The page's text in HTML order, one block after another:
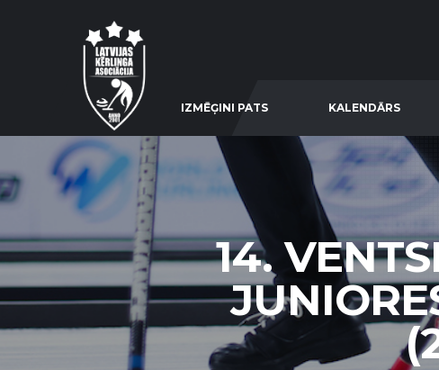
IZMĒĢINI PATS KALENDĀRS
14.